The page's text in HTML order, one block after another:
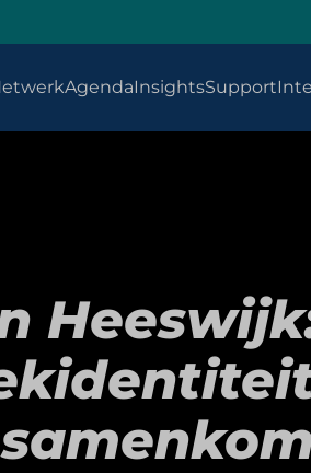
AgendaInsightsSupport